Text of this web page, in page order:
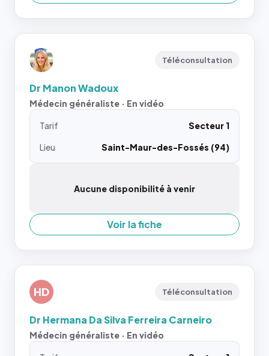
Téléconsultation
Dr Manon Wadoux
Médecin généraliste · En vidéo
Tarif
Secteur 1
Lieu
Saint-Maur-des-Fossés (94)
Aucune disponibilité à venir
Voir la fiche
HD Téléconsultation
Dr Hermana Da Silva Ferreira Carneiro
Médecin généraliste · En vidéo